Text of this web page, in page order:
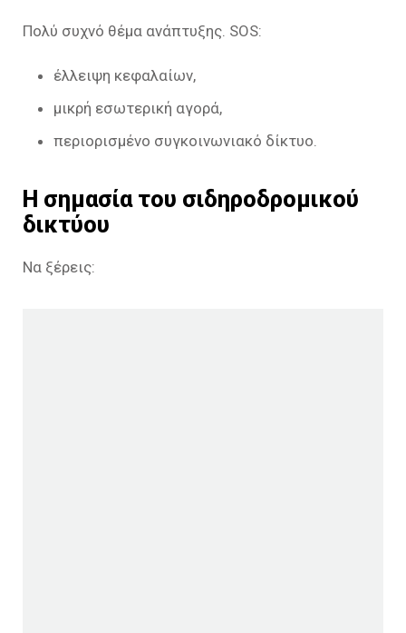
Πολύ συχνό θέμα ανάπτυξης. SOS:
έλλειψη κεφαλαίων,
μικρή εσωτερική αγορά,
περιορισμένο συγκοινωνιακό δίκτυο.
Η σημασία του σιδηροδρομικού
δικτύου
Να ξέρεις: